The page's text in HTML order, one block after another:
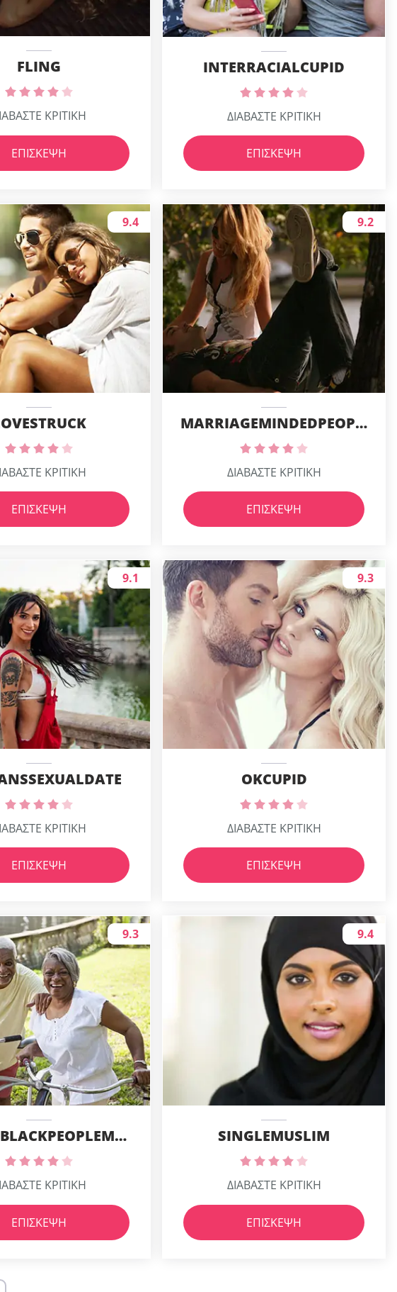
FLING
ΚΡΙΤΙΚΗ
ΕΠΊΣΚΕΨΗ
INTERRACIALCUPID
ΔΙΑΒΑΣΤΕ ΚΡΙΤΙΚΗ
ΕΠΊΣΚΕΨΗ
9.4
ΚΡΙΤΙΚΗ
ΕΠΊΣΚΕΨΗ
MARRIAGEMINDEDPEOPLEMEET
9.2
ΔΙΑΒΑΣΤΕ ΚΡΙΤΙΚΗ
ΕΠΊΣΚΕΨΗ
9.1
ΚΡΙΤΙΚΗ
ΕΠΊΣΚΕΨΗ
OKCUPID
9.3
ΔΙΑΒΑΣΤΕ ΚΡΙΤΙΚΗ
ΕΠΊΣΚΕΨΗ
SENIORBLACKPEOPLEMEET
9.3
ΚΡΙΤΙΚΗ
ΕΠΊΣΚΕΨΗ
SINGLEMUSLIM
9.4
ΔΙΑΒΑΣΤΕ ΚΡΙΤΙΚΗ
ΕΠΊΣΚΕΨΗ